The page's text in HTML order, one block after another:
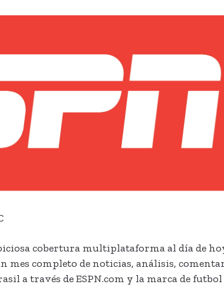
cobertura multiplataforma al día de
mes completo de noticias, análisis,
a través de ESPN.com y la marca de